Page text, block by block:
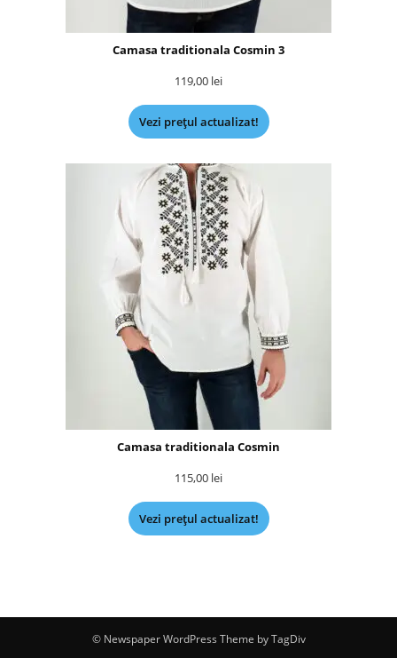
Camasa traditionala Cosmin 3
119,00 lei
Vezi prețul actualizat!
Camasa traditionala Cosmin
115,00 lei
Vezi prețul actualizat!
© Newspaper WordPress Theme by TagDiv